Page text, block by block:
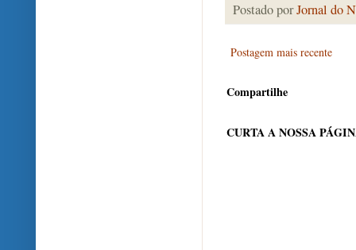
Postado porJornal do
Postagem mais recente
Compartilhe
CURTA A NOSSA